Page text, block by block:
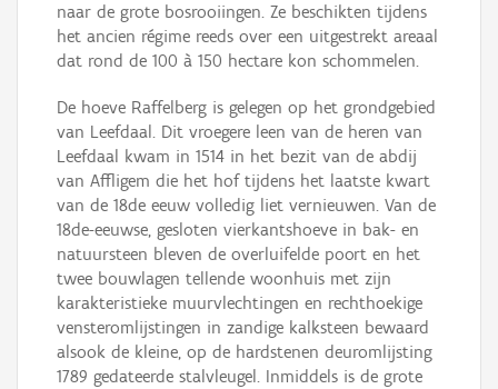
naar de grote bosrooiingen. Ze beschikten tijdens
het ancien régime reeds over een uitgestrekt areaal
dat rond de 100 à 150 hectare kon schommelen.
De hoeve Raffelberg is gelegen op het grondgebied
van Leefdaal. Dit vroegere leen van de heren van
Leefdaal kwam in 1514 in het bezit van de abdij
van Affligem die het hof tijdens het laatste kwart
van de 18de eeuw volledig liet vernieuwen. Van de
18de-eeuwse, gesloten vierkantshoeve in bak- en
natuursteen bleven de overluifelde poort en het
twee bouwlagen tellende woonhuis met zijn
karakteristieke muurvlechtingen en rechthoekige
vensteromlijstingen in zandige kalksteen bewaard
alsook de kleine, op de hardstenen deuromlijsting
1789 gedateerde stalvleugel. Inmiddels is de grote